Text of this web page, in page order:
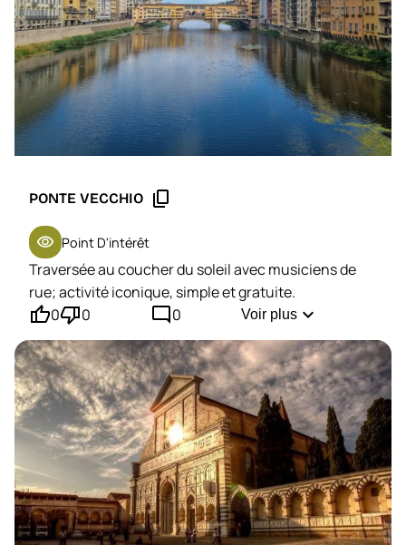
PONTE VECCHIO content_copy
visibility Point D'intérêt
Traversée au coucher du soleil avec musiciens de
rue; activité iconique, simple et gratuite.
thumb_up'0thumb_down'0 mode_comment0 Voir plus expand_more